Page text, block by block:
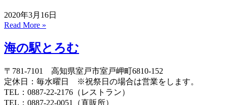
2020年3月16日
Read More »
海の駅とろむ
〒781-7101 高知県室戸市室戸岬町6810-152
定休日：毎水曜日 ※祝祭日の場合は営業をします。
TEL： 0887-22-2176 （レストラン）
TEL： 0887-22-0051
（直販所）